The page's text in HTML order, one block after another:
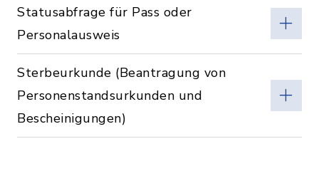
Statusabfrage für Pass oder
Personalausweis
Sterbeurkunde (Beantragung von
Personenstandsurkunden und
Bescheinigungen)